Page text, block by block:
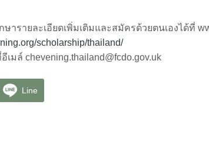
ารายละเอียดเพิ่มเติมและสมัครด้วยตนเองได้ที่
scholarship/thailand/
มล์ chevening.thailand@fcdo.gov.uk
Line